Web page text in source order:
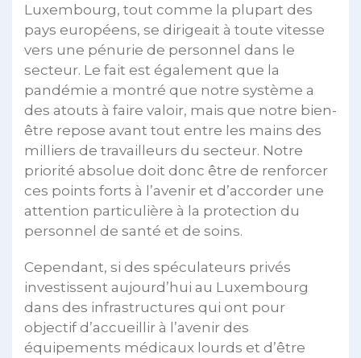
Luxembourg, tout comme la plupart des
pays européens, se dirigeait à toute vitesse
vers une pénurie de personnel dans le
secteur. Le fait est également que la
pandémie a montré que notre système a
des atouts à faire valoir, mais que notre bien-
être repose avant tout entre les mains des
milliers de travailleurs du secteur. Notre
priorité absolue doit donc être de renforcer
ces points forts à l’avenir et d’accorder une
attention particulière à la protection du
personnel de santé et de soins.
Cependant, si des spéculateurs privés
investissent aujourd’hui au Luxembourg
dans des infrastructures qui ont pour
objectif d’accueillir à l’avenir des
équipements médicaux lourds et d’être